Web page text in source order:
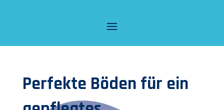
Perfekte Böden für ein